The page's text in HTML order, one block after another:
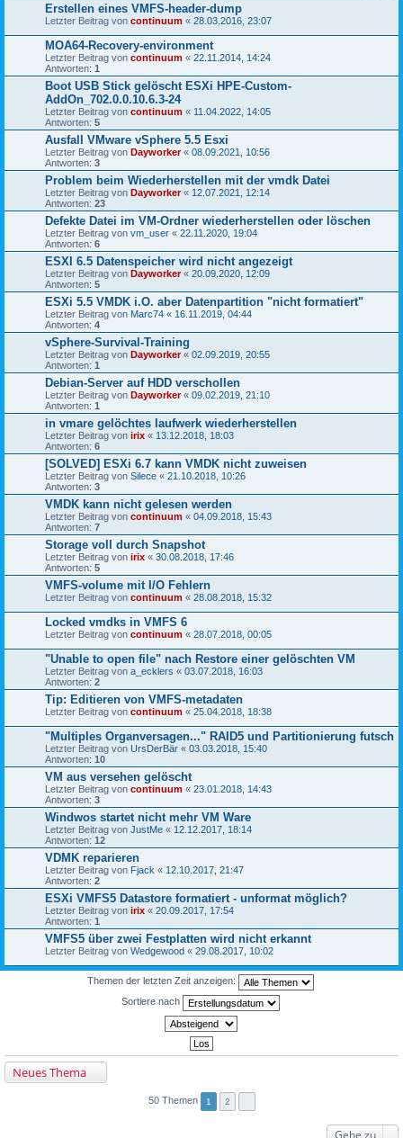
Erstellen eines VMFS-header-dump
Letzter Beitrag von continuum « 28.03.2016, 23:07
MOA64-Recovery-environment
Letzter Beitrag von continuum « 22.11.2014, 14:24
Antworten: 1
Boot USB Stick gelöscht ESXi HPE-Custom-
AddOn_702.0.0.10.6.3-24
Letzter Beitrag von continuum « 11.04.2022, 14:05
Antworten: 5
Ausfall VMware vSphere 5.5 Esxi
Letzter Beitrag von Dayworker« 08.09.2021, 10:56
Antworten: 3
Problem beim Wiederherstellen mit der vmdk Datei
Letzter Beitrag von Dayworker« 12.07.2021, 12:14
Antworten: 23
Defekte Datei im VM-Ordner wiederherstellen oder löschen
Letzter Beitrag von vm_user « 22.11.2020, 19:04
Antworten: 6
ESXI 6.5 Datenspeicher wird nicht angezeigt
Letzter Beitrag von Dayworker« 20.09.2020, 12:09
Antworten: 5
ESXi 5.5 VMDK i.O. aber Datenpartition "nicht formatiert"
Letzter Beitrag von Marc74 « 16.11.2019, 04:44
Antworten: 4
vSphere-Survival-Training
Letzter Beitrag von Dayworker« 02.09.2019, 20:55
Antworten: 1
Debian-Server auf HDD verschollen
Letzter Beitrag von Dayworker« 09.02.2019, 21:10
Antworten: 1
in vmare gelöchtes laufwerk wiederherstellen
Letzter Beitrag von irix « 13.12.2018, 18:03
Antworten: 6
[SOLVED] ESXi 6.7 kann VMDK nicht zuweisen
Letzter Beitrag von Silece « 21.10.2018, 10:26
Antworten: 3
VMDK kann nicht gelesen werden
Letzter Beitrag von continuum « 04.09.2018, 15:43
Antworten: 7
Storage voll durch Snapshot
Letzter Beitrag von irix « 30.08.2018, 17:46
Antworten: 5
VMFS-volume mit I/O Fehlern
Letzter Beitrag von continuum « 28.08.2018, 15:32
Locked vmdks in VMFS 6
Letzter Beitrag von continuum « 28.07.2018, 00:05
"Unable to open file" nach Restore einer gelöschten VM
Letzter Beitrag von a_ecklers « 03.07.2018, 16:03
Antworten: 2
Tip: Editieren von VMFS-metadaten
Letzter Beitrag von continuum « 25.04.2018, 18:38
"Multiples Organversagen..." RAID5 und Partitionierung futsch
Letzter Beitrag von UrsDerBär « 03.03.2018, 15:40
Antworten: 10
VM aus versehen gelöscht
Letzter Beitrag von continuum « 23.01.2018, 14:43
Antworten: 3
Windwos startet nicht mehr VM Ware
Letzter Beitrag von JustMe « 12.12.2017, 18:14
Antworten: 12
VDMK reparieren
Letzter Beitrag von Fjack « 12.10.2017, 21:47
Antworten: 2
ESXi VMFS5 Datastore formatiert - unformat möglich?
Letzter Beitrag von irix « 20.09.2017, 17:54
Antworten: 1
VMFS5 über zwei Festplatten wird nicht erkannt
Letzter Beitrag von Wedgewood « 29.08.2017, 10:02
Themen der letzten Zeit anzeigen:
Sortiere nach
Neues Thema
50 Themen 1 2
Gehe zu